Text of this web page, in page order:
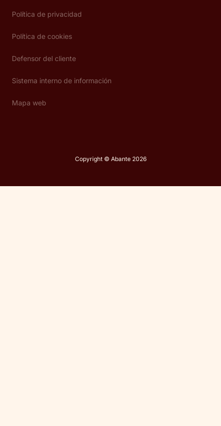
Política de privacidad
Política de cookies
Defensor del cliente
Sistema interno de información
Mapa web
Copyright © Abante 2026